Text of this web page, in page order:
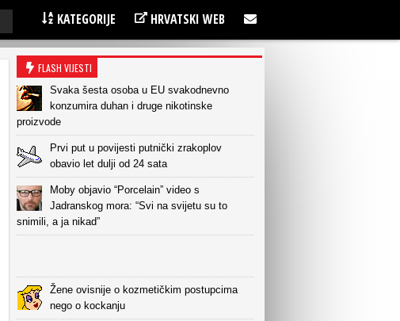
KATEGORIJE HRVATSKI WEB
FLASH VIJESTI
Svaka šesta osoba u EU svakodnevno
konzumira duhan i druge nikotinske
proizvode
Prvi put u povijesti putnički zrakoplov
obavio let dulji od 24 sata
Moby objavio “Porcelain” video s
Jadranskog mora: “Svi na svijetu su to
snimili, a ja nikad”
Žene ovisnije o kozmetičkim postupcima
nego o kockanju